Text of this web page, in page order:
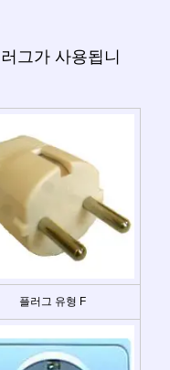
그가 사용됩니
플러그 유형 F